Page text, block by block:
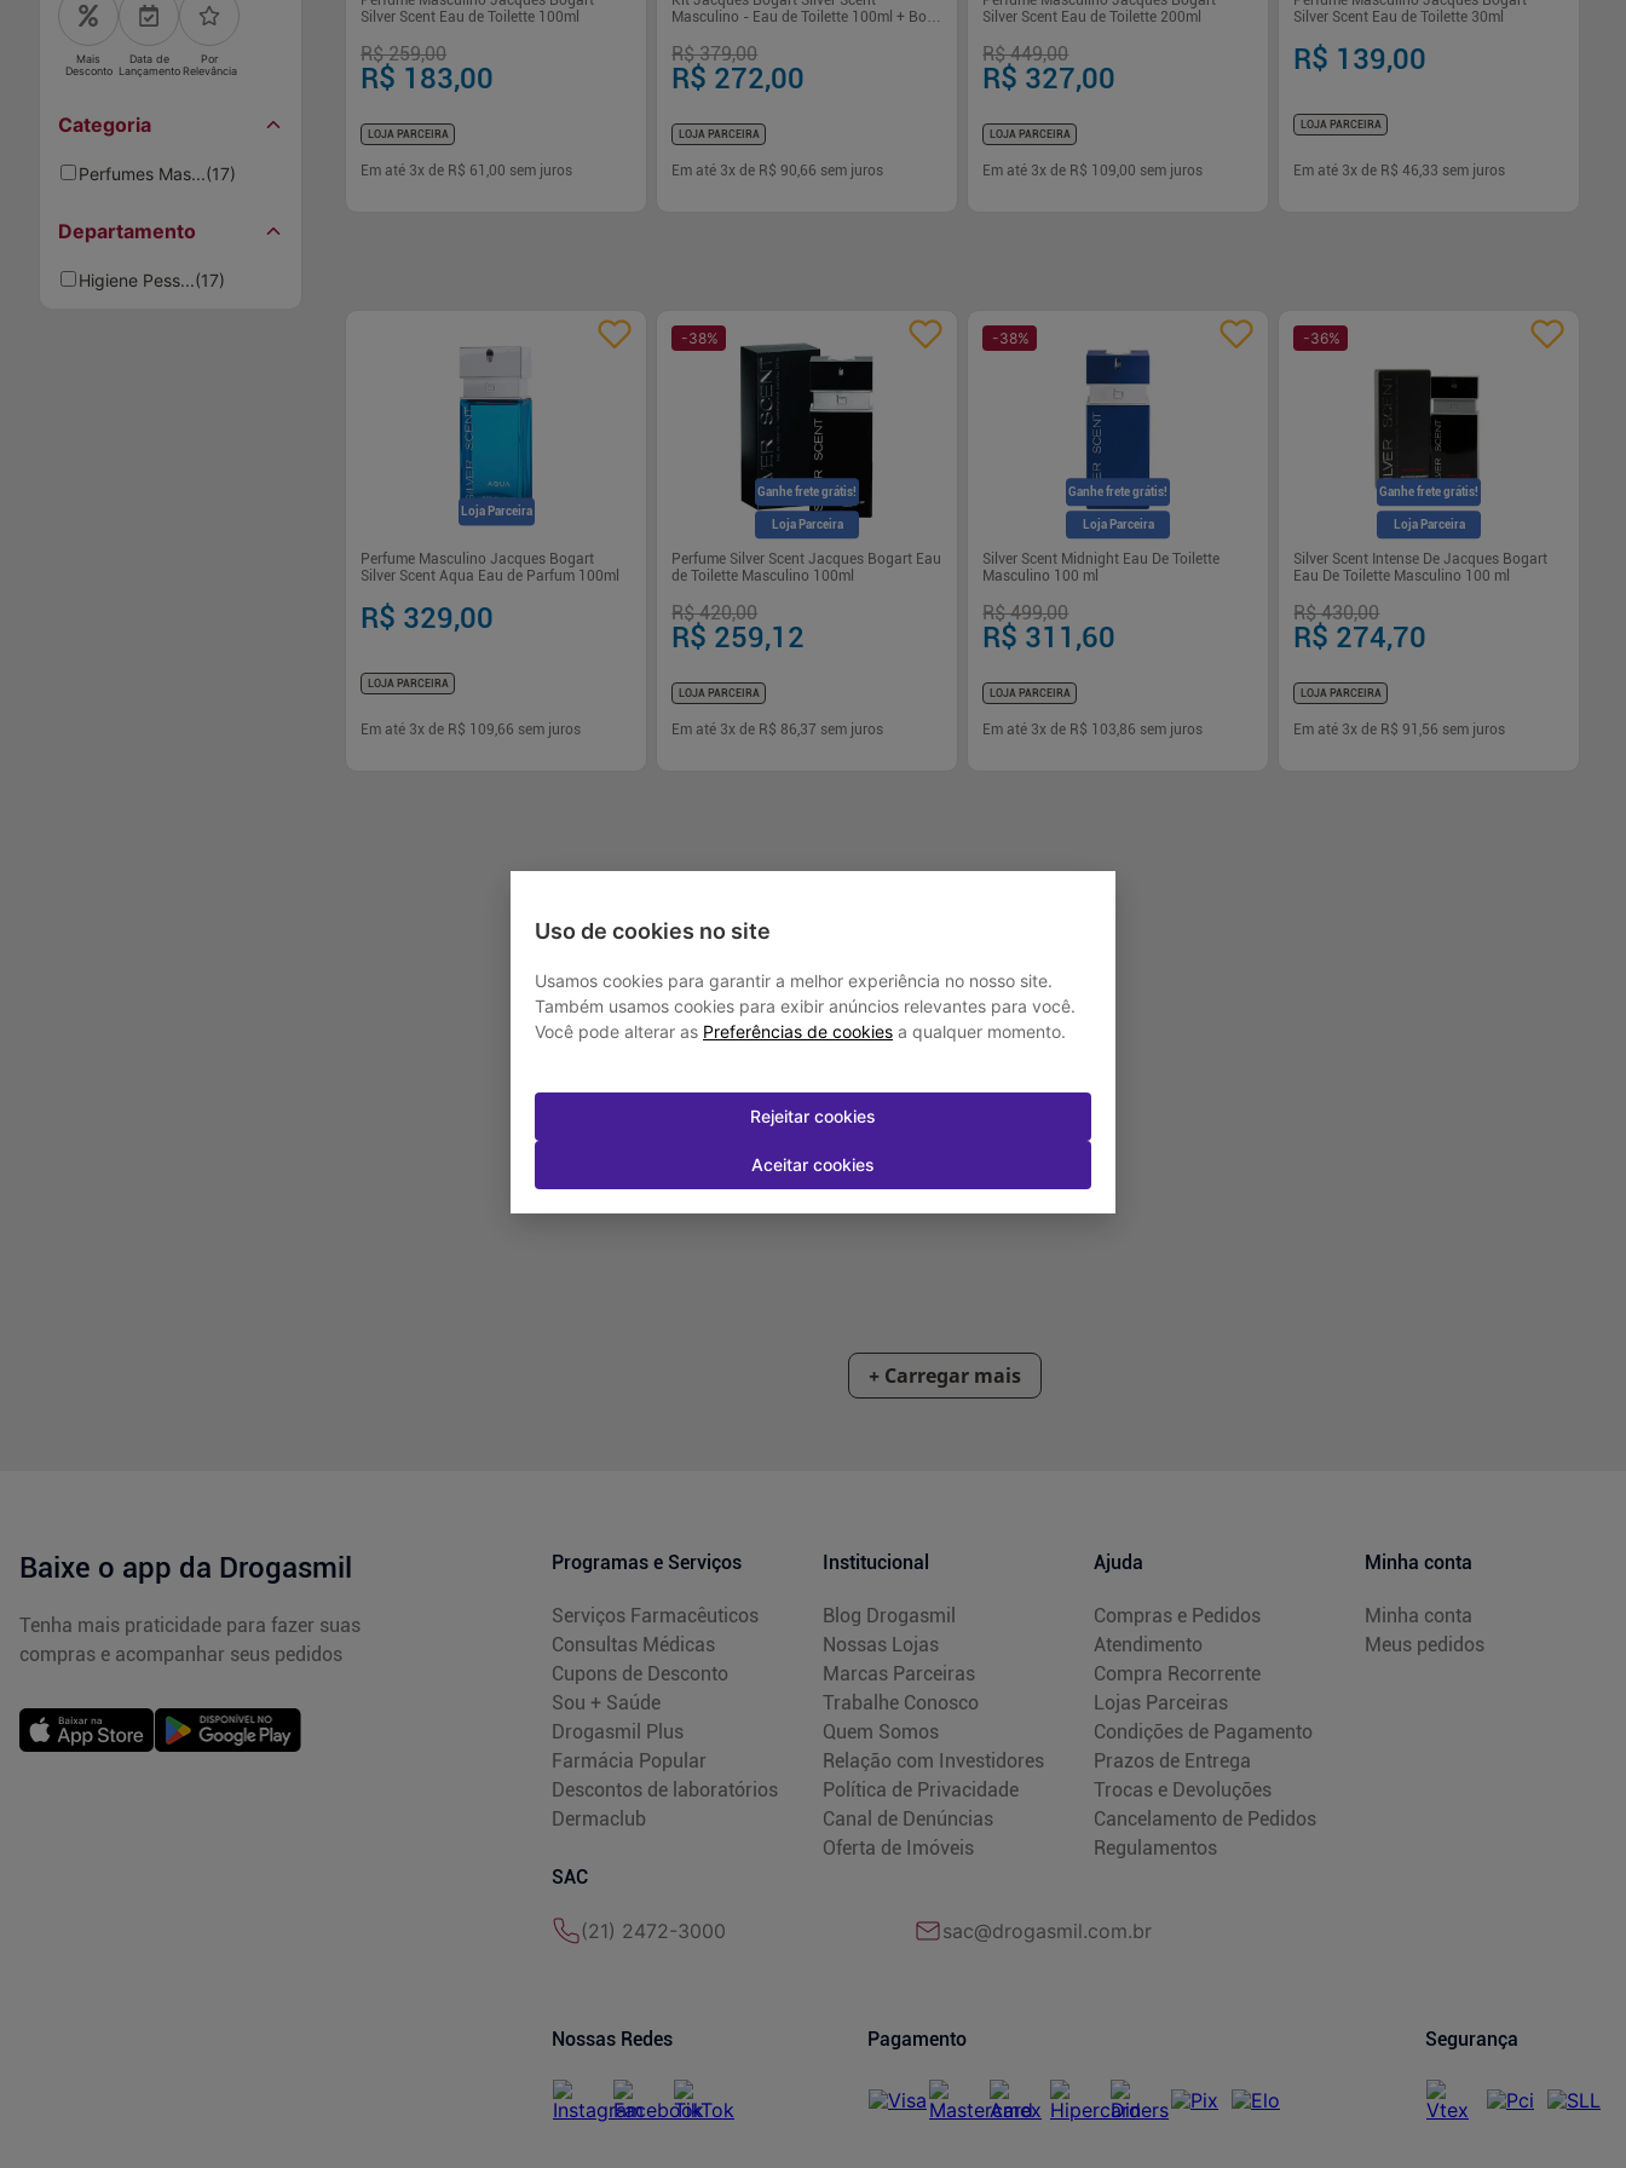
Uso de cookies no site
Usamos cookies para garantir a melhor experiência no nosso site.
Também usamos cookies para exibir anúncios relevantes para você.
Você pode alterar as Preferências de cookies a qualquer momento.
Rejeitar cookies
Aceitar cookies
Mais
Desconto
Data de
Lançamento
Por
Relevância
Categoria
Perfumes Mas...(17)
Departamento
Higiene Pess...(17)
Silver Scent Eau de Toilette 100ml
R$ 259,00
R$ 183,00
LOJA PARCEIRA
Em até 3x de R$ 61,00 sem juros
Masculino - Eau de Toilette 100ml + Body
R$ 379,00
R$ 272,00
LOJA PARCEIRA
Em até 3x de R$ 90,66 sem juros
Silver Scent Eau de Toilette 200ml
R$ 449,00
R$ 327,00
LOJA PARCEIRA
Em até 3x de R$ 109,00 sem juros
Silver Scent Eau de Toilette 30ml
R$ 139,00
LOJA PARCEIRA
Em até 3x de R$ 46,33 sem juros
Loja Parceira
Perfume Masculino Jacques Bogart
Silver Scent Aqua Eau de Parfum 100ml
R$ 329,00
LOJA PARCEIRA
Em até 3x de R$ 109,66 sem juros
Ganhe frete grátis!
Loja Parceira
-38%
Perfume Silver Scent Jacques Bogart Eau
de Toilette Masculino 100ml
R$ 420,00
R$ 259,12
LOJA PARCEIRA
Em até 3x de R$ 86,37 sem juros
Ganhe frete grátis!
Loja Parceira
-38%
Silver Scent Midnight Eau De Toilette
Masculino 100 ml
R$ 499,00
R$ 311,60
LOJA PARCEIRA
Em até 3x de R$ 103,86 sem juros
Ganhe frete grátis!
Loja Parceira
-36%
Silver Scent Intense De Jacques Bogart
Eau De Toilette Masculino 100 ml
R$ 430,00
R$ 274,70
LOJA PARCEIRA
Em até 3x de R$ 91,56 sem juros
Baixe o app da Drogasmil
Tenha mais praticidade para fazer suas
compras e acompanhar seus pedidos
Programas e Serviços
Serviços Farmacêuticos
Consultas Médicas
Cupons de Desconto
Sou + Saúde
Drogasmil Plus
Farmácia Popular
Descontos de laboratórios
Dermaclub
Institucional
Blog Drogasmil
Nossas Lojas
Marcas Parceiras
Trabalhe Conosco
Quem Somos
Relação com Investidores
Política de Privacidade
Canal de Denúncias
Oferta de Imóveis
Ajuda
Compras e Pedidos
Atendimento
Compra Recorrente
Lojas Parceiras
Condições de Pagamento
Prazos de Entrega
Trocas e Devoluções
Cancelamento de Pedidos
Regulamentos
Minha conta
Minha conta
Meus pedidos
SAC
(21) 2472-3000 sac@drogasmil.com.br
Nossas Redes Pagamento Segurança